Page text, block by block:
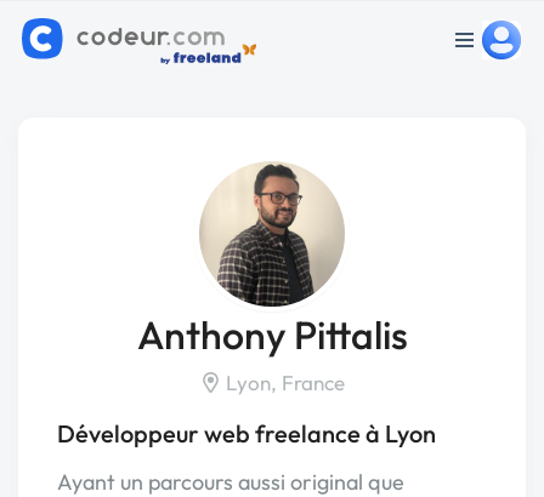
Anthony Pittalis
Lyon, France
Développeur web freelance à Lyon
Ayant un parcours aussi original que